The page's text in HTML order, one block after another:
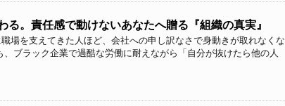
る。責任感で動けないあなたへ贈る『組織の真実』
場を支えてきた人ほど、会社への申し訳なさで身動きが取れなくな
ブラック企業で過酷な労働に耐えながら「自分が抜けたら他の人